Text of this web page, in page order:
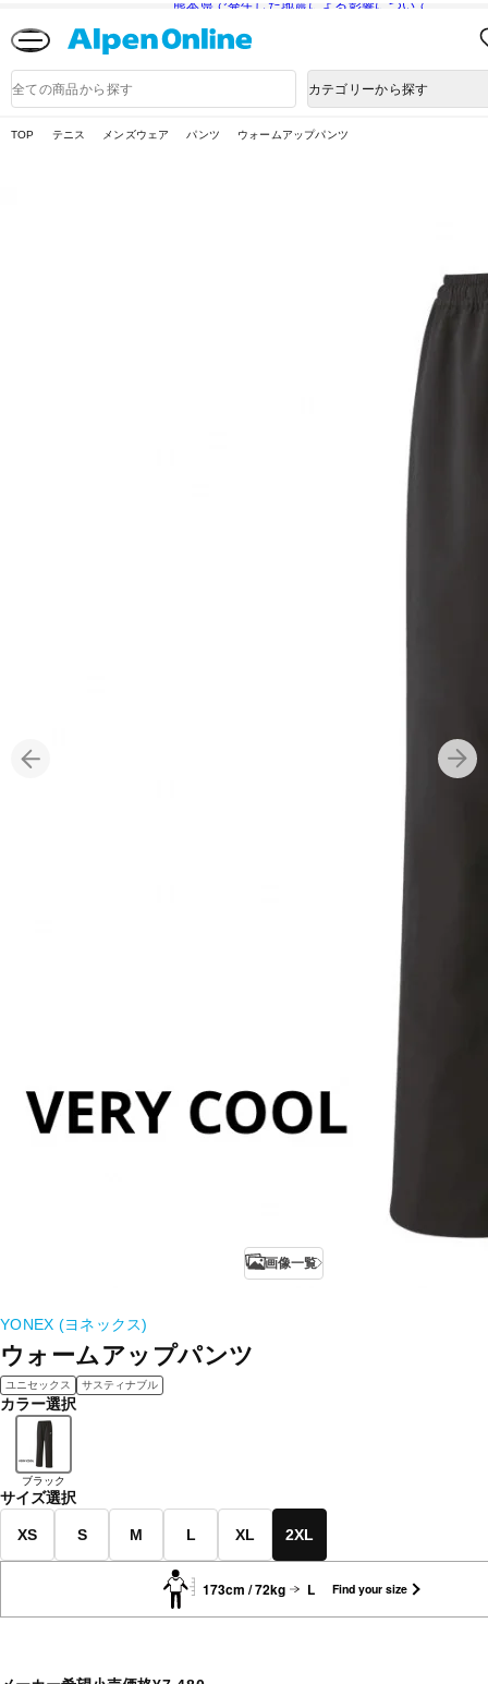
熊本県で発生した地震による影響について
品
検
カテゴリーから探す
TOP テニス メンズウェア パンツ ウォームアップパンツ
画像一覧
YONEX (ヨネックス)
ウォームアップパンツ
ユニセックス サスティナブル
カラー選択
ブラック
サイズ選択
XS S M L XL 2XL
173cm / 72kg L Find your size